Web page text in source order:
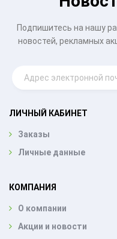
Подпишитесь на нашу
новостей, рекламных
ЛИЧНЫЙ КАБИНЕТ
Заказы
Личные данные
КОМПАНИЯ
О компании
Акции и новости